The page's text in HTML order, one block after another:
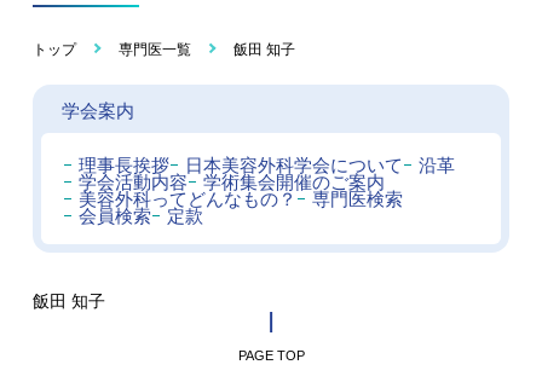
トップ 専門医一覧 飯田 知子
学会案内
理事長挨拶 日本美容外科学会について
沿革
学会活動内容
学術集会開催のご案内
美容外科ってどんなもの？
専門医検索
会員検索
定款
飯田 知子
PAGE TOP